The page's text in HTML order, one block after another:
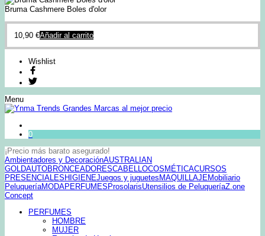
Bruma Cashmere Boles d'olor
10,90 €Añadir al carrito
Wishlist
Menu
0
¡Precio más barato asegurado!
Ambientadores y DecoraciónAUSTRALIAN
GOLDAUTOBRONCEADORESCABELLOCOSMÉTICACURSOS
PRESENCIALES HIGIENEJuegos y juguetes MAQUILLAJEMobiliario
PeluqueríaMODAPERFUMES ProsolarisUtensilios de PeluqueríaZ.one
Concept
PERFUMES
HOMBRE
MUJER